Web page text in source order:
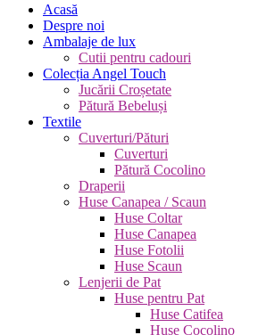
Acasă
Despre noi
Ambalaje de lux
Cutii pentru cadouri
Colecția Angel Touch
Jucării Croșetate
Pătură Bebeluși
Textile
Cuverturi/Pături
Cuverturi
Pătură Cocolino
Draperii
Huse Canapea / Scaun
Huse Coltar
Huse Canapea
Huse Fotolii
Huse Scaun
Lenjerii de Pat
Huse pentru Pat
Huse Catifea
Huse Cocolino